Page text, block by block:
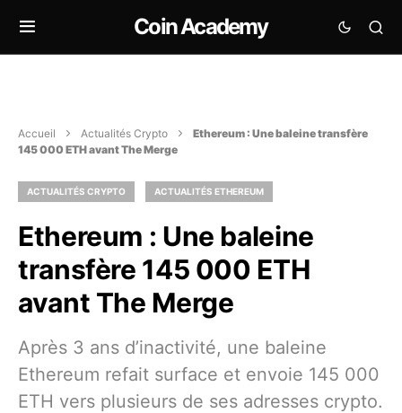
Coin Academy
Accueil Actualités Crypto
Ethereum : Une baleine transfère
145 000 ETH avant The Merge
ACTUALITÉS CRYPTO ACTUALITÉS ETHEREUM
Ethereum : Une baleine
transfère 145 000 ETH
avant The Merge
Après 3 ans d’inactivité, une baleine
Ethereum refait surface et envoie 145 000
ETH vers plusieurs de ses adresses crypto.